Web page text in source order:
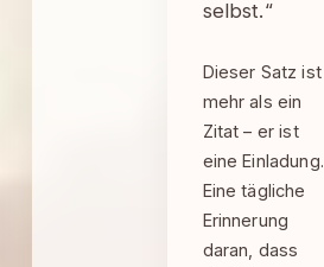
selbst.“
Dieser Satz ist
mehr als ein
Zitat – er ist
eine Einladung.
Eine tägliche
Erinnerung
daran, dass